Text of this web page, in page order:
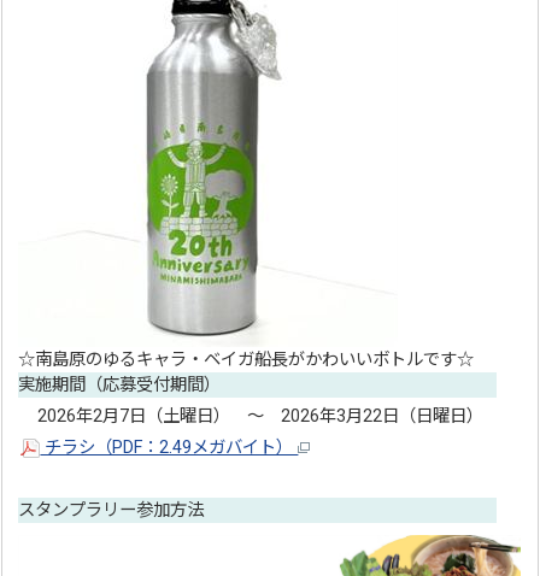
☆南島原のゆるキャラ・ベイガ船長がかわいいボトルです☆
実施期間（応募受付期間）
2026年2月7日（土曜日） ～ 2026年3月22日（日曜日）
チラシ（PDF：2.49メガバイト）
スタンプラリー参加方法